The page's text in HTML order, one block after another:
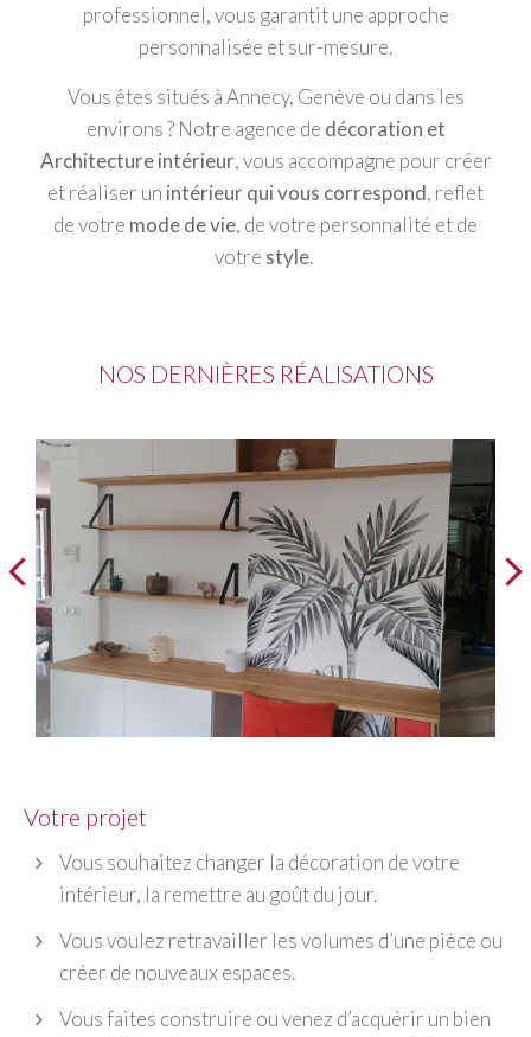
professionnel, vous garantit une approche
personnalisée et sur-mesure.
Vous êtes situés à Annecy, Genève ou dans les
environs ? Notre agence de décoration et
Architecture intérieur, vous accompagne pour créer
et réaliser un intérieur qui vous correspond, reflet
de votre mode de vie, de votre personnalité et de
votre style.
NOS DERNIÈRES RÉALISATIONS
Votre projet
Vous souhaitez changer la décoration de votre
intérieur, la remettre au goût du jour.
Vous voulez retravailler les volumes d’une pièce ou
créer de nouveaux espaces.
Vous faites construire ou venez d’acquérir un bien